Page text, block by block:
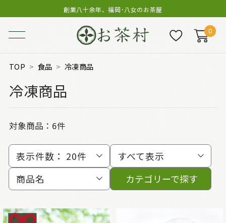
創業八十余年、福岡･八女のお茶屋
0
TOP 食品 冷凍商品
冷凍商品
対象商品： 6件
表示件数： 20件
すべて表示
商品名
カテゴリーで探す